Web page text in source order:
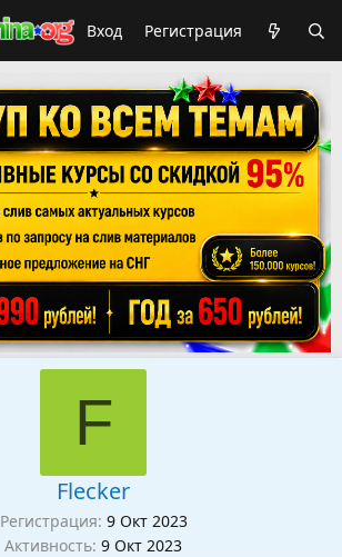
Вход Регистрация
F
Flecker
Регистрация 9 Окт 2023
Активность 9 Окт 2023